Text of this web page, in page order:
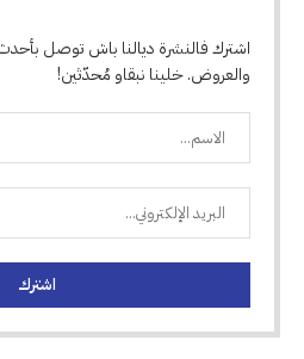
اشترك فالنشرة ديالنا باش توصل بأحدث
والعروض. خلينا نبقاو مُحدّثين!